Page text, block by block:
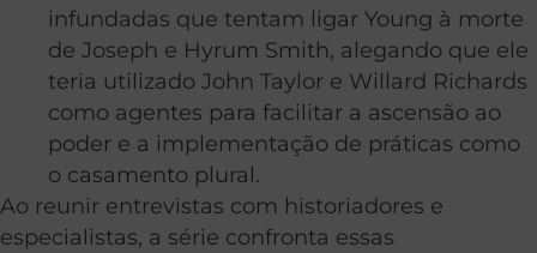
infundadas que tentam ligar Young à morte
de Joseph e Hyrum Smith, alegando que ele
teria utilizado John Taylor e Willard Richards
como agentes para facilitar a ascensão ao
poder e a implementação de práticas como
o casamento plural.
Ao reunir entrevistas com historiadores e
especialistas, a série confronta essas